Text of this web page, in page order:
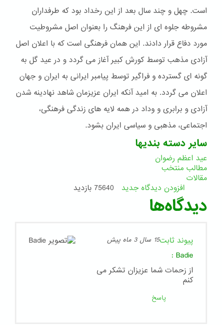
است. چهل و چند سال بعد از این رخداد بود که طرفداران
مشروطه جلوه ای از این فرهنگ را بعنوان اصل مشروطیت
مورد دفاع قرار دادند. این همان فرهنگی است که با اعلان اصل
آزادی مذهب توسط کورش کبیر آغاز می گردد و در عید گل به
گونه ای گسترده و فراگیر توسط پیامبر ایرانی به ایران و جهان
اعلان می گردد. به امید آنکه ایران عزیزمان شاهد نهادینه شدن
آزادی و برابری و وداد در همه لایه های زندگی فرهنگی،
اجتماعی، مذهبی و سیاسی ایران بشود.
سایر دسته بندیها
عید اعظم رضوان
مطالب منتخب
مقالات
افزودن دیدگاه جدید
75640 بازدید
دیدگاه‌ها
پیوند ثابت15 سال 3 ماه پیش
Badie
:
از زحمات شما عزیزان تشکر می
کنم
پاسخ